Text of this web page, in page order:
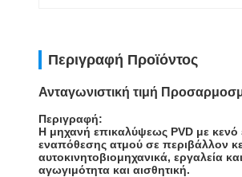
Περιγραφή Προϊόντος
Ανταγωνιστική τιμή
Περιγραφή:
Η μηχανή επικαλύψεως PVD με κενό
εναπόθεσης ατμού σε περιβάλλον
αυτοκινητοβιομηχανικά, εργαλεία
αγωγιμότητα και αισθητική.